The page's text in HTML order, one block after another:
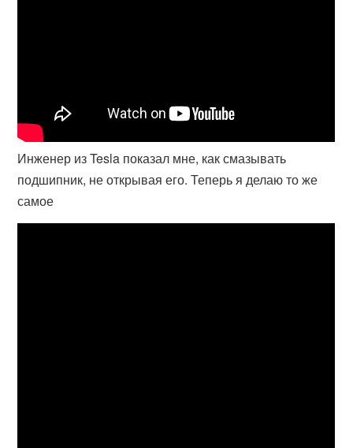
Инженер из Tesla показал мне, как смазывать
подшипник, не открывая его. Теперь я делаю то же
самое